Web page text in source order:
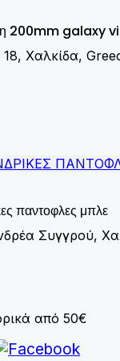
200mm galaxy
Χαλκίδα,
παντοφλες μπλε
Συγγρού,
από 50€